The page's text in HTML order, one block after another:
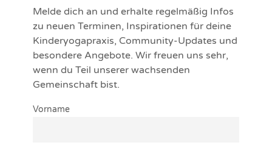
Melde dich an und erhalte regelmäßig Infos
zu neuen Terminen, Inspirationen für deine
Kinderyogapraxis, Community-Updates und
besondere Angebote. Wir freuen uns sehr,
wenn du Teil unserer wachsenden
Gemeinschaft bist.
Vorname